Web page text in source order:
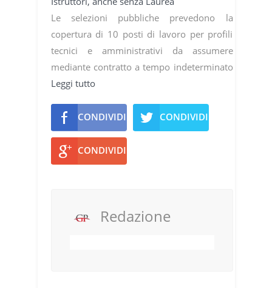
Le selezioni pubbliche prevedono la
copertura di 10 posti di lavoro per profili
tecnici e amministrativi da assumere
mediante contratto a tempo indeterminato
Leggi tutto
CONDIVIDI CONDIVIDI
CONDIVIDI
Redazione